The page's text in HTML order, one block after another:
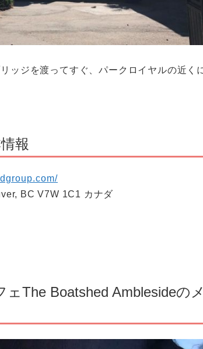
ッジを渡ってすぐ、パークロイヤルの近く
報
BC V7W 1C1 カナダ
The Boatshed Amblesideのメ